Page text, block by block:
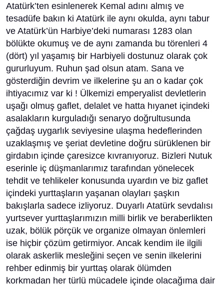
Atatürk’ten esinlenerek Kemal adını almış ve
tesadüfe bakın ki Atatürk ile aynı okulda, aynı tabur
ve Atatürk’ün Harbiye’deki numarası 1283 olan
bölükte okumuş ve de aynı zamanda bu törenleri 4
(dört) yıl yaşamış bir Harbiyeli dostunuz olarak çok
gururluyum. Ruhun şad olsun atam. Sana ve
gösterdiğin devrim ve ilkelerine şu an o kadar çok
ihtiyacımız var ki ! Ülkemizi emperyalist devletlerin
uşağı olmuş gaflet, delalet ve hatta hıyanet içindeki
asalakların kurguladığı senaryo doğrultusunda
çağdaş uygarlık seviyesine ulaşma hedeflerinden
uzaklaşmış ve şeriat devletine doğru sürüklenen bir
girdabın içinde çaresizce kıvranıyoruz. Bizleri Nutuk
eserinle iç düşmanlarımız tarafından yönelecek
tehdit ve tehlikeler konusunda uyardın ve biz gaflet
içindeki yurttaşların yaşanan olayları şaşkın
bakışlarla sadece izliyoruz. Duyarlı Atatürk sevdalısı
yurtsever yurttaşlarımızın milli birlik ve beraberlikten
uzak, bölük pörçük ve organize olmayan önlemleri
ise hiçbir çözüm getirmiyor. Ancak kendim ile ilgili
olarak askerlik mesleğini seçen ve senin ilkelerini
rehber edinmiş bir yurttaş olarak ölümden
korkmadan her türlü mücadele içinde olacağıma dair